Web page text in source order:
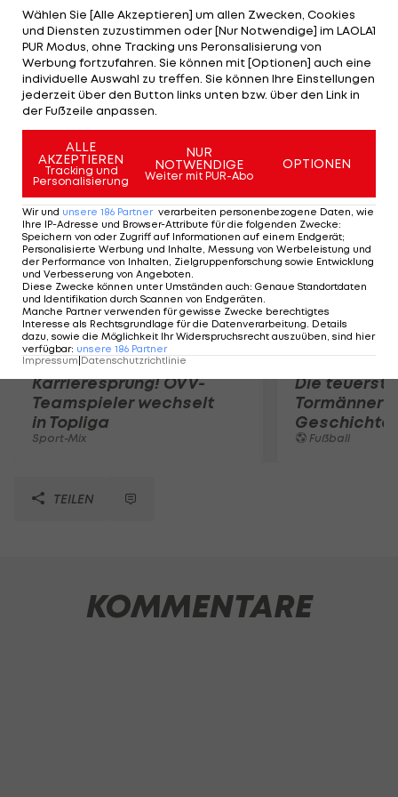
lässt keinen einzigen Breakball zu und schlägt
insgesamt 16 Asse. Der an drei gesetzte US-
Amerikaner trifft nun auf den lettischen Miedler-
Bezwinger Ernests Gulbis. Im Viertelfinale könnte
es zum Duell mit Aufschlag-Weltrekordler Ivo
Karlovic kommen.
Mehr zum Thema
Karrieresprung! ÖVV-
Teamspieler wechselt
in Topliga
Sport-Mix
Die
Tormänner
Geschichte
Fußball
TEILEN
KOMMENTARE
Wählen Sie [Alle Akzeptieren] um allen Zwecken, Cookies
und Diensten zuzustimmen oder [Nur Notwendige] im LAOLA1
PUR Modus, ohne Tracking uns Peronsalisierung von
Werbung fortzufahren. Sie können mit [Optionen] auch eine
individuelle Auswahl zu treffen. Sie können Ihre Einstellungen
jederzeit über den Button links unten bzw. über den Link in
der Fußzeile anpassen.
ALLE
AKZEPTIEREN
Tracking und
Personalisierung
NUR
NOTWENDIGE
Weiter mit PUR-Abo
OPTIONEN
Wir und unsere 186 Partner verarbeiten personenbezogene Daten, wie
Ihre IP-Adresse und Browser-Attribute für die folgenden Zwecke:
Speichern von oder Zugriff auf Informationen auf einem Endgerät;
Personalisierte Werbung und Inhalte, Messung von Werbeleistung und
der Performance von Inhalten, Zielgruppenforschung sowie Entwicklung
und Verbesserung von Angeboten.
Diese Zwecke können unter Umständen auch: Genaue Standortdaten
und Identifikation durch Scannen von Endgeräten.
Manche Partner verwenden für gewisse Zwecke berechtigtes
Interesse als Rechtsgrundlage für die Datenverarbeitung. Details
dazu, sowie die Möglichkeit Ihr Widerspruchsrecht auszuüben, sind hier
verfügbar: unsere 186 Partner
Impressum Datenschutzrichtlinie